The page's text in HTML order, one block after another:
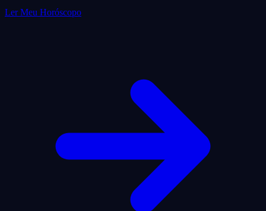
Ler Meu Horóscopo